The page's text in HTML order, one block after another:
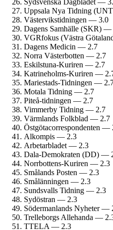
Uppsala Nya Tidning
Västervikstidningen — 3.0
Dagens Samhälle (SKR) —
VGRfokus (Västra
Dagens Medicin — 2.7
Norra Västerbotten — 2.7
Eskilstuna-Kuriren — 2.7
Katrineholms-Kuriren —
Mariestads-Tidningen —
Motala Tidning — 2.7
Piteå-tidningen — 2.7
Vimmerby Tidning — 2.7
Värmlands Folkblad — 2.7
Östgöta­correspondenten —
Alkompis — 2.3
Arbetarbladet — 2.3
Dala-Demokraten (DD) —
Norrbottens-Kuriren — 2.3
Smålands Posten — 2.3
Smålänningen — 2.3
Sundsvalls Tidning — 2.3
Sydöstran — 2.3
Söderman­lands Nyheter —
Trelleborgs Allehanda —
TTELA — 2.3